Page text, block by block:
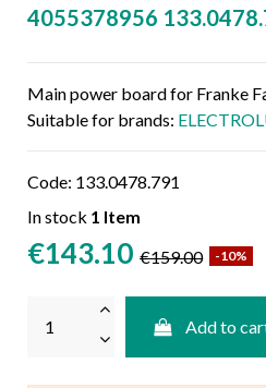
4055378956
Main power board for Franke
Suitable for brands:
Code: 133.0478.791
In stock 1 Item
€143.10 €159.00 -10%
Add to